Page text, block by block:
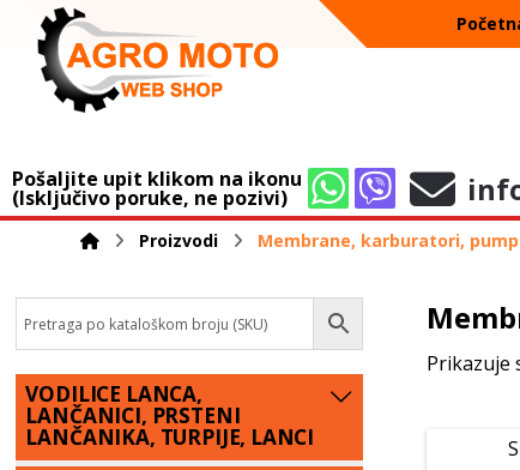
Pošaljite upit klikom na ikonu
(Isključivo poruke, ne pozivi)
Proizvodi Membrane, karburatori,
Prikazuje
VODILICE LANCA,
LANČANICI, PRSTENI
LANČANIKA, TURPIJE, LANCI